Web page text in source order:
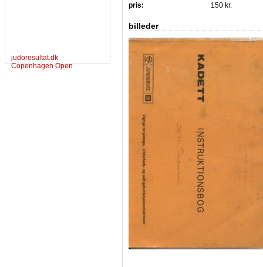
judoresultat.dk
Copenhagen Open
pris: 150 kr.
billeder